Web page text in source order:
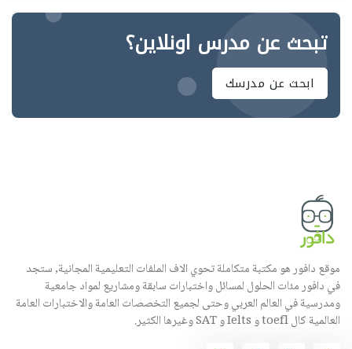
تبحث عن مدرس اونلاين؟
ابحث عن مدرسك
موقع دافور هو مكتبة متكاملة تحوي الاف الملفات التعليمية المجانية, ستجد
في دافور مئات الحلول لمسائل واختبارات سابقة ومشاريع لمواد جامعية
ومدرسية في العالم العربي وحتى لجميع التخصصات العامة والاختبارات العامة
العالمية كال toefl و Ielts و SAT وغيرها الكثير.